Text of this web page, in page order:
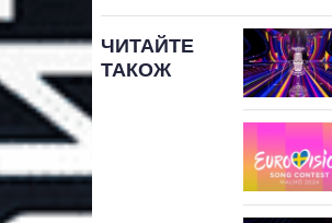
ЧИТАЙТЕ
ТАКОЖ